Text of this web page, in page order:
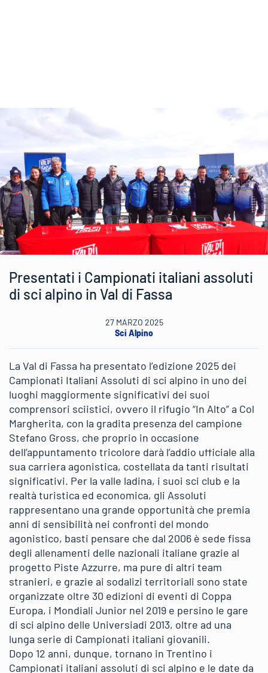
Presentati i Campionati italiani assoluti
di sci alpino in Val di Fassa
27 MARZO 2025
Sci Alpino
La Val di Fassa ha presentato l’edizione 2025 dei
Campionati Italiani Assoluti di sci alpino in uno dei
luoghi maggiormente significativi dei suoi
comprensori sciistici, ovvero il rifugio “In Alto” a Col
Margherita, con la gradita presenza del campione
Stefano Gross, che proprio in occasione
dell’appuntamento tricolore darà l’addio ufficiale alla
sua carriera agonistica, costellata da tanti risultati
significativi. Per la valle ladina, i suoi sci club e la
realtà turistica ed economica, gli Assoluti
rappresentano una grande opportunità che premia
anni di sensibilità nei confronti del mondo
agonistico, basti pensare che dal 2006 è sede fissa
degli allenamenti delle nazionali italiane grazie al
progetto Piste Azzurre, ma pure di altri team
stranieri, e grazie ai sodalizi territoriali sono state
organizzate oltre 30 edizioni di eventi di Coppa
Europa, i Mondiali Junior nel 2019 e persino le gare
di sci alpino delle Universiadi 2013, oltre ad una
lunga serie di Campionati italiani giovanili.
Dopo 12 anni, dunque, tornano in Trentino i
Campionati italiani assoluti di sci alpino e le date da